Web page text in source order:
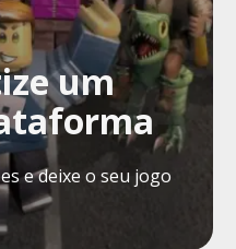
um
e deixe o seu jogo